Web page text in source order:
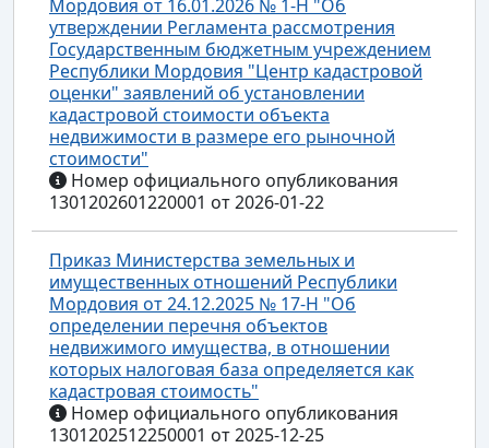
Мордовия от 16.01.2026 № 1-Н "Об
утверждении Регламента рассмотрения
Государственным бюджетным учреждением
Республики Мордовия "Центр кадастровой
оценки" заявлений об установлении
кадастровой стоимости объекта
недвижимости в размере его рыночной
стоимости"
Номер официального опубликования
1301202601220001 от 2026-01-22
Приказ Министерства земельных и
имущественных отношений Республики
Мордовия от 24.12.2025 № 17-Н "Об
определении перечня объектов
недвижимого имущества, в отношении
которых налоговая база определяется как
кадастровая стоимость"
Номер официального опубликования
1301202512250001 от 2025-12-25